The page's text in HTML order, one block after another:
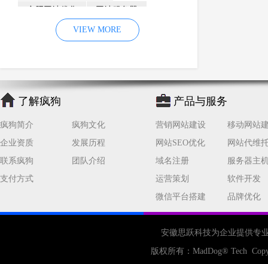
优化 网站降权
企业网站建设 效果 页面
网络营销 因素 网络公司
网站流量
百度优化 网站收录
网站seo 专业
VIEW MORE
了解疯狗
疯狗简介
疯狗文化
企业资质
发展历程
联系疯狗
团队介绍
支付方式
产品与服务
营销网站建设
移动网站
网站SEO优化
网站代维
域名注册
服务器主
运营策划
软件开发
微信平台搭建
品牌优化
安徽思跃科技为企业提供专
版权所有： MadDog® Tech